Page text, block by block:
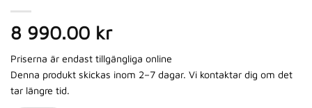
8 990.00 kr
Priserna är endast tillgängliga online
Denna produkt skickas inom 2–7 dagar. Vi kontaktar dig om det
tar längre tid.